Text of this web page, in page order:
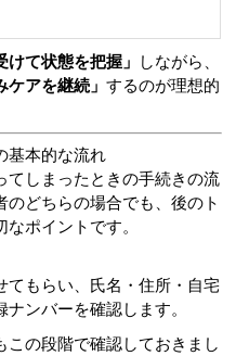
けて状態を把握」
しながら、
ケアを継続」するのが理想的
基本的な流れ
てしまったときの手続きの流
どちらの場合でも、後のト
ポイントです。
てもらい、氏名・住所・自宅
ンバーを確認します。
この段階で確認しておきまし